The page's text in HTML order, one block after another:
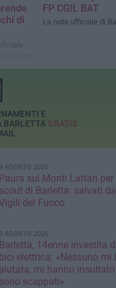
di
in
e
FP CGIL BAT
La nota ufficiale di
E
BARLETTA GRATIS
9 AGOSTO 2026
Paura sui Monti Lattari per
scout di Barletta: salvati
del Fuoco
9 AGOSTO 2026
Barletta, 14enne investita
bici elettrica: «Nessuno mi
aiutata, mi hanno insultato e poi
sono scappati»